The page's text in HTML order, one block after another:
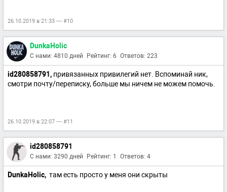
26.10.2019 в 21:33 — #10
DunkaHolic
С нами: 4810 дней Рейтинг: 6 Ответов: 223
id280858791, привязанных привилегий нет. Вспоминай ник,
смотри почту/переписку, больше мы ничем не можем помочь.
26.10.2019 в 22:07 — #11
id280858791
С нами: 3290 дней Рейтинг: 1 Ответов: 4
DunkaHolic, там есть просто у меня они скрыты